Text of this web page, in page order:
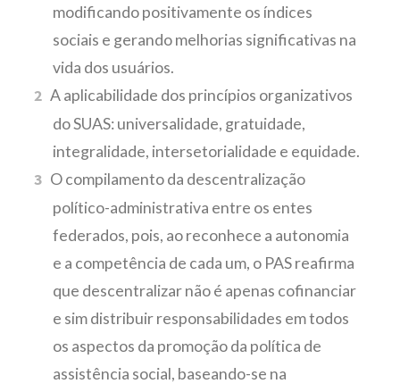
modificando positivamente os índices
sociais e gerando melhorias significativas na
vida dos usuários.
A aplicabilidade dos princípios organizativos
do SUAS: universalidade, gratuidade,
integralidade, intersetorialidade e equidade.
O compilamento da descentralização
político-administrativa entre os entes
federados, pois, ao reconhece a autonomia
e a competência de cada um, o PAS reafirma
que descentralizar não é apenas cofinanciar
e sim distribuir responsabilidades em todos
os aspectos da promoção da política de
assistência social, baseando-se na